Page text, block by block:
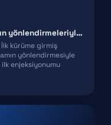
İlk kürüme hocamın yönlendirmeleriyle başladım! Tavsiye ve öneriler hk…
İlk kürüme girmiş
yönlendirmesiyle
enjeksiyonumu